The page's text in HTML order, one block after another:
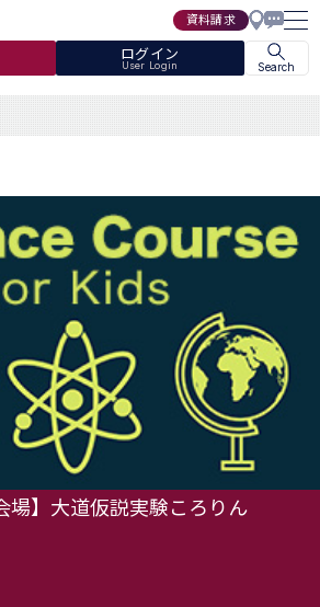
資料請求
ログイン
User Login Search
場】大道仮説実験ころりん